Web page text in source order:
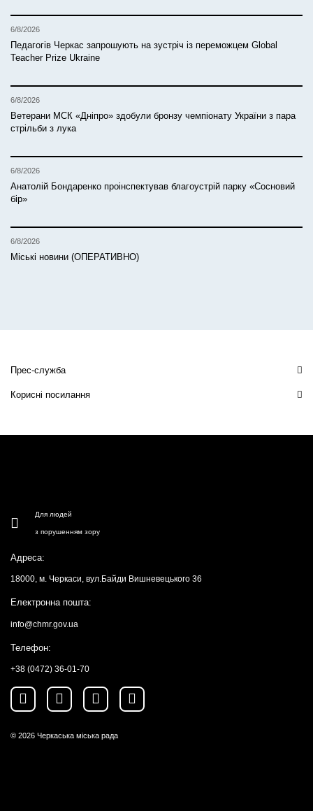
6/8/2026
Педагогів Черкас запрошують на зустріч із переможцем Global
Teacher Prize Ukraine
6/8/2026
Ветерани МСК «Дніпро» здобули бронзу чемпіонату України з пара
стрільби з лука
6/8/2026
Анатолій Бондаренко проінспектував благоустрій парку «Сосновий
бір»
6/8/2026
Міські новини (ОПЕРАТИВНО)
Прес-служба
Корисні посилання
Для людей
з порушенням зору
Адреса:
18000, м. Черкаси, вул.Байди Вишневецького 36
Електронна пошта:
info@chmr.gov.ua
Телефон:
+38 (0472) 36-01-70
© 2026 Черкаська міська рада